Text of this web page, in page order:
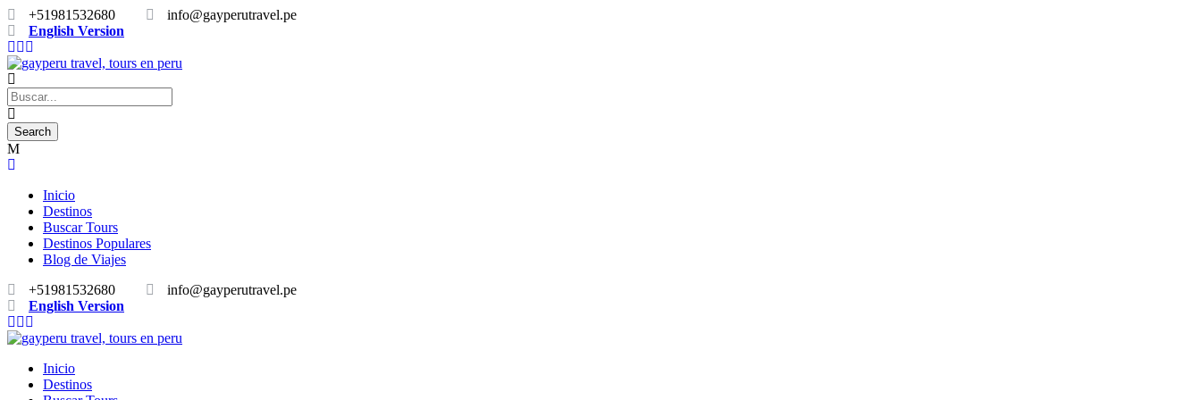
+51981532680
info@gayperutravel.pe
English Version
Inicio
Destinos
Buscar Tours
Destinos Populares
Blog de Viajes
+51981532680
info@gayperutravel.pe
English Version
Inicio
Destinos